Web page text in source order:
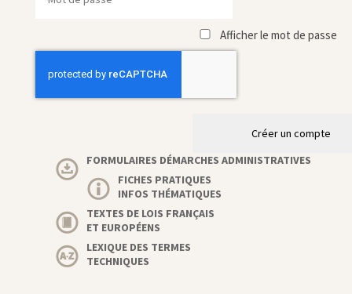
Afficher le mot de passe
Créer un compte
FORMULAIRES DÉMARCHES ADMINISTRATIVES
FICHES PRATIQUES
INFOS THÉMATIQUES
TEXTES DE LOIS FRANÇAIS
ET EUROPÉENS
LEXIQUE DES TERMES
TECHNIQUES